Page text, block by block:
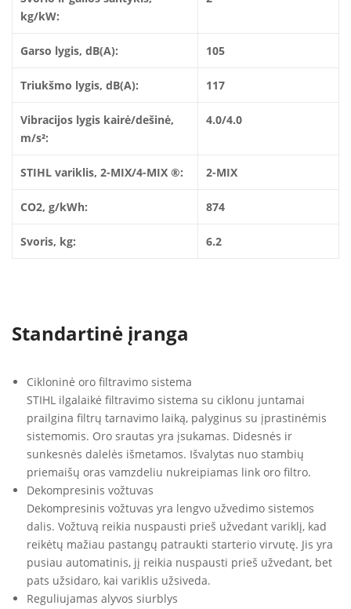
kg/kW:
Garso lygis, dB(A): 105
Triukšmo lygis, dB(A): 117
Vibracijos lygis kairė/dešinė,
m/s²:
4.0/4.0
STIHL variklis, 2-MIX/4-MIX ®: 2-MIX
CO2, g/kWh: 874
Svoris, kg: 6.2
Standartinė įranga
Cikloninė oro filtravimo sistema
STIHL ilgalaikė filtravimo sistema su ciklonu juntamai
prailgina filtrų tarnavimo laiką, palyginus su įprastinėmis
sistemomis. Oro srautas yra įsukamas. Didesnės ir
sunkesnės dalelės išmetamos. Išvalytas nuo stambių
priemaišų oras vamzdeliu nukreipiamas link oro filtro.
Dekompresinis vožtuvas
Dekompresinis vožtuvas yra lengvo užvedimo sistemos
dalis. Vožtuvą reikia nuspausti prieš užvedant variklį, kad
reikėtų mažiau pastangų patraukti starterio virvutę. Jis yra
pusiau automatinis, jį reikia nuspausti prieš užvedant, bet
pats užsidaro, kai variklis užsiveda.
Reguliujamas alyvos siurblys